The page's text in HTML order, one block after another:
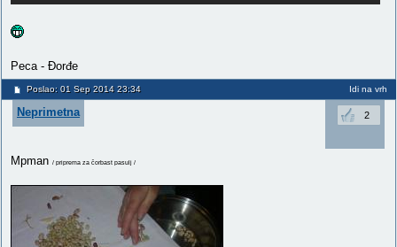
Peca - Đorđe
Poslao: 01 Sep 2014 23:34 Idi na vrh
Neprimetna 2
Mpman / priprema za čorbast pasulj /